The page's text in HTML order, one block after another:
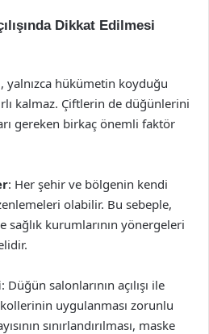
Dikkat Edilmesi
yalnızca hükümetin koyduğu
kalmaz. Çiftlerin de düğünlerini
gereken birkaç önemli faktör
: Her şehir ve bölgenin kendi
olabilir. Bu sebeple,
kurumlarının yönergeleri
: Düğün salonlarının açılışı ile
uygulanması zorunlu
sınırlandırılması, maske